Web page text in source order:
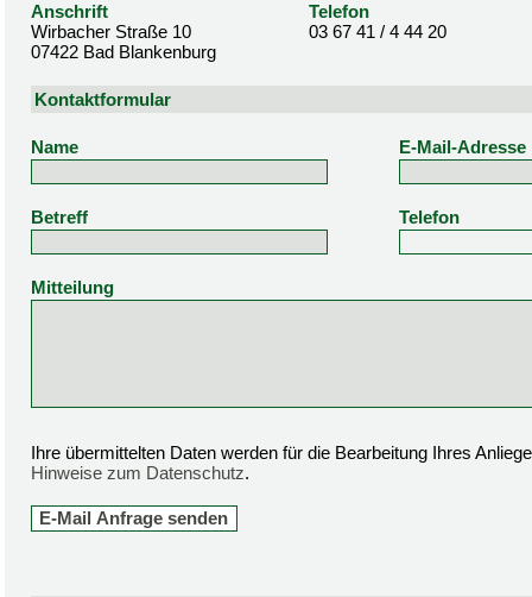
Anschrift
Wirbacher Straße 10
07422 Bad Blankenburg
Telefon
03 67 41 / 4 44 20
Kontaktformular
Name E-Mail-Adresse
Betreff Telefon
Mitteilung
Ihre übermittelten Daten werden für die Bearbeitung Ihres
Hinweise zum Datenschutz.